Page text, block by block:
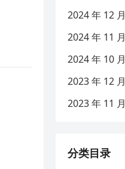
2024 年 12 月
2024 年 11 月
2024 年 10 月
2023 年 12 月
2023 年 11 月
分类目录